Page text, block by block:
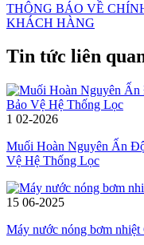
THÔNG BÁO VỀ
KHÁCH HÀNG
Tin tức liên
1 02-2026
Muối Hoàn Nguyên Ấn
Vệ Hệ Thống Lọc
15 06-2025
Máy nước nóng bơm